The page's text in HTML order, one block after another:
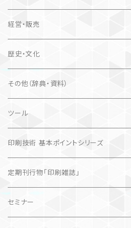
経営・販売
歴史・文化
その他（辞典・資料）
ツール
印刷技術 基本ポイントシリーズ
定期刊行物「印刷雑誌」
記事（デジタル販売）
セミナー